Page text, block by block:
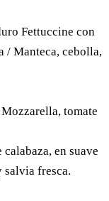
Fettuccine con
/ Manteca, cebolla,
Mozzarella, tomate
calabaza, en suave
salvia fresca.